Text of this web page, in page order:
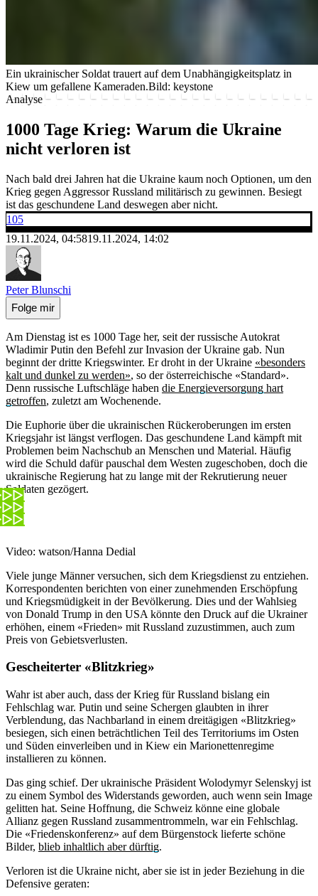
Ein ukrainischer Soldat trauert auf dem Unabhängigkeitsplatz in
Kiew um gefallene Kameraden.Bild: keystone
Analyse
1000 Tage Krieg: Warum die Ukraine
nicht verloren ist
Nach bald drei Jahren hat die Ukraine kaum noch Optionen, um den
Krieg gegen Aggressor Russland militärisch zu gewinnen. Besiegt
ist das geschundene Land deswegen aber nicht.
105
19.11.2024, 04:5819.11.2024, 14:02
Peter Blunschi
Folge mir
Am Dienstag ist es 1000 Tage her, seit der russische Autokrat
Wladimir Putin den Befehl zur Invasion der Ukraine gab. Nun
beginnt der dritte Kriegswinter. Er droht in der Ukraine «besonders
kalt und dunkel zu werden», so der österreichische «Standard».
Denn russische Luftschläge haben die Energieversorgung hart
getroffen, zuletzt am Wochenende.
Die Euphorie über die ukrainischen Rückeroberungen im ersten
Kriegsjahr ist längst verflogen. Das geschundene Land kämpft mit
Problemen beim Nachschub an Menschen und Material. Häufig
wird die Schuld dafür pauschal dem Westen zugeschoben, doch die
ukrainische Regierung hat zu lange mit der Rekrutierung neuer
Soldaten gezögert.
Video: watson/Hanna Dedial
Viele junge Männer versuchen, sich dem Kriegsdienst zu entziehen.
Korrespondenten berichten von einer zunehmenden Erschöpfung
und Kriegsmüdigkeit in der Bevölkerung. Dies und der Wahlsieg
von Donald Trump in den USA könnte den Druck auf die Ukrainer
erhöhen, einem «Frieden» mit Russland zuzustimmen, auch zum
Preis von Gebietsverlusten.
Gescheiterter «Blitzkrieg»
Wahr ist aber auch, dass der Krieg für Russland bislang ein
Fehlschlag war. Putin und seine Schergen glaubten in ihrer
Verblendung, das Nachbarland in einem dreitägigen «Blitzkrieg»
besiegen, sich einen beträchtlichen Teil des Territoriums im Osten
und Süden einverleiben und in Kiew ein Marionettenregime
installieren zu können.
Das ging schief. Der ukrainische Präsident Wolodymyr Selenskyj ist
zu einem Symbol des Widerstands geworden, auch wenn sein Image
gelitten hat. Seine Hoffnung, die Schweiz könne eine globale
Allianz gegen Russland zusammentrommeln, war ein Fehlschlag.
Die «Friedenskonferenz» auf dem Bürgenstock lieferte schöne
Bilder, blieb inhaltlich aber dürftig.
Verloren ist die Ukraine nicht, aber sie ist in jeder Beziehung in die
Defensive geraten: